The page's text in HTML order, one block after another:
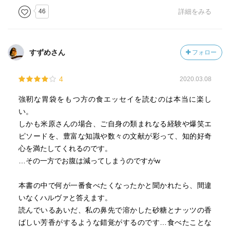
46 詳細をみる
すずめさん フォロー
4 2020.03.08
強靭な胃袋をもつ方の食エッセイを読むのは本当に楽し
い。
しかも米原さんの場合、ご自身の類まれなる経験や爆笑エ
ピソードを、豊富な知識や数々の文献が彩って、知的好奇
心を満たしてくれるのです。
…その一方でお腹は減ってしまうのですがw
本書の中で何が一番食べたくなったかと聞かれたら、間違
いなくハルヴァと答えます。
読んでいるあいだ、私の鼻先で溶かした砂糖とナッツの香
ばしい芳香がするような錯覚がするのです…食べたことな